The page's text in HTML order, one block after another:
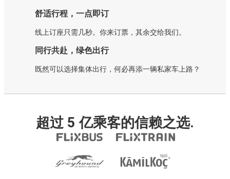
舒适行程，一点即订
线上订座只需几秒。你来订票，其余交给我们。
同行共赴，绿色出行
既然可以选择集体出行，何必再添一辆私家车上路？
超过 5 亿乘客的信赖之选.